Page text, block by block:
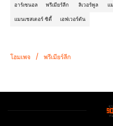
อาร์เซนอล พรีเมียร์ลีก ลิเวอร์พูล แ
แมนเชสเตอร์ ซิตี้
เอฟเวอร์ตัน
โฮมเพจ / พรีเมียร์ลีก